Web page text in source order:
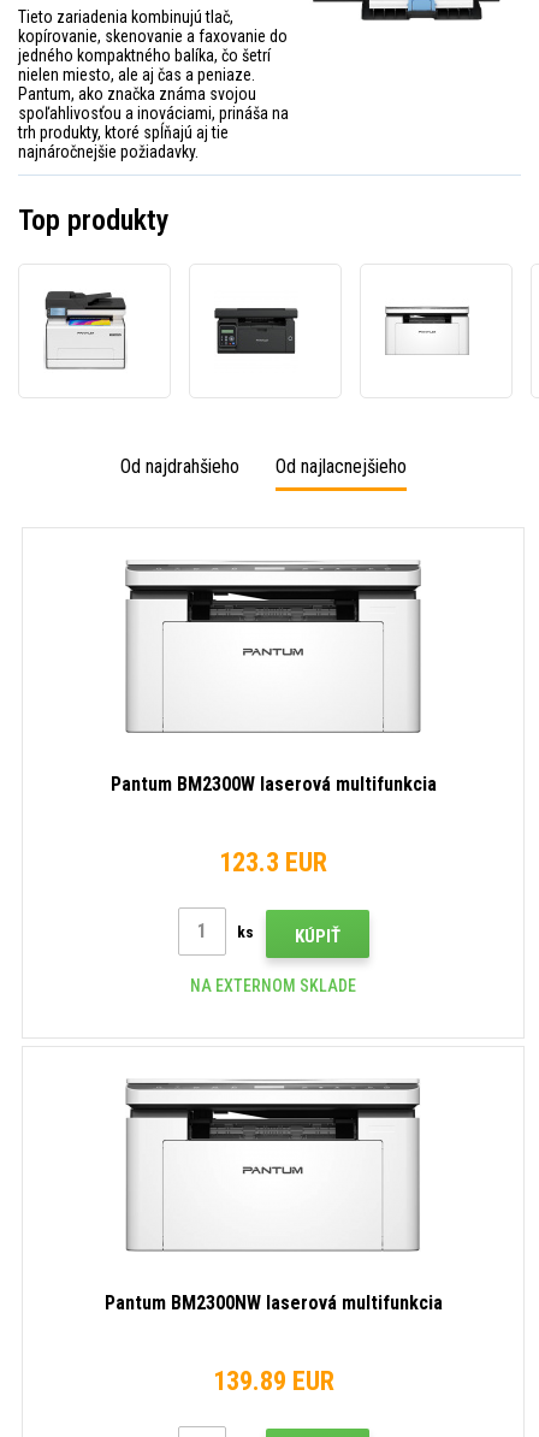
Tieto zariadenia kombinujú tlač,
kopírovanie, skenovanie a faxovanie do
jedného kompaktného balíka, čo šetrí
nielen miesto, ale aj čas a peniaze.
Pantum, ako značka známa svojou
spoľahlivosťou a inováciami, prináša na
trh produkty, ktoré spĺňajú aj tie
najnáročnejšie požiadavky.
Top produkty
CM2100ADW
laserová
Od najdrahšieho Od najlacnejšieho
Pantum BM2300W laserová multifunkcia
123.3 EUR
ks KÚPIŤ
NA EXTERNOM SKLADE
Pantum BM2300NW laserová multifunkcia
139.89 EUR